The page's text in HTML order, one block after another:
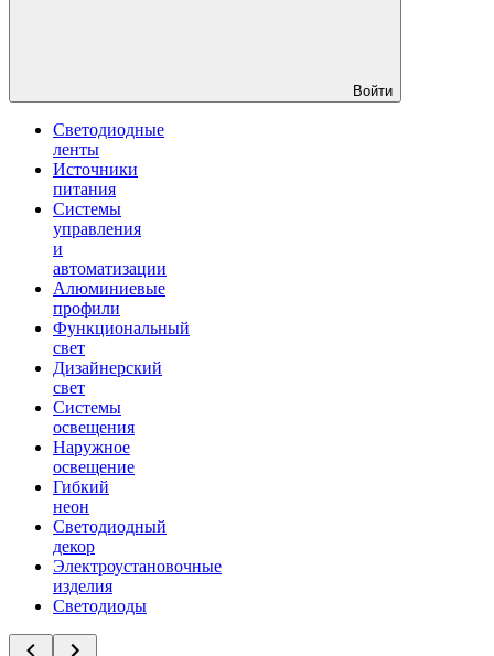
Войти
Светодиодные
ленты
Источники
питания
Системы
управления
и
автоматизации
Алюминиевые
профили
Функциональный
свет
Дизайнерский
свет
Системы
освещения
Наружное
освещение
Гибкий
неон
Светодиодный
декор
Электроустановочные
изделия
Светодиоды